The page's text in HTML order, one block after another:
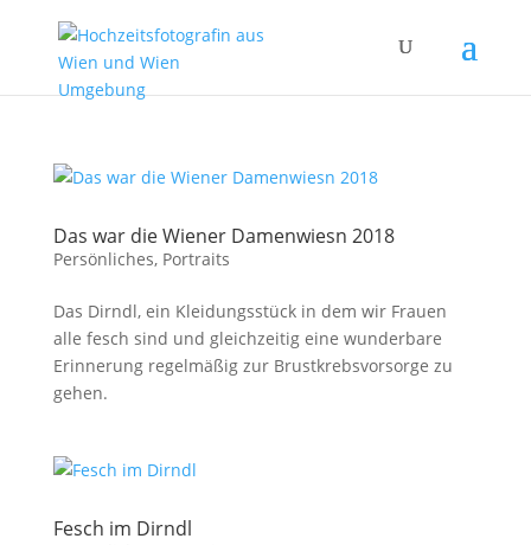
Das war die Wiener Damenwiesn 2018
Persönliches, Portraits
Das Dirndl, ein Kleidungsstück in dem wir Frauen
alle fesch sind und gleichzeitig eine wunderbare
Erinnerung regelmäßig zur Brustkrebsvorsorge zu
gehen.
Fesch im Dirndl